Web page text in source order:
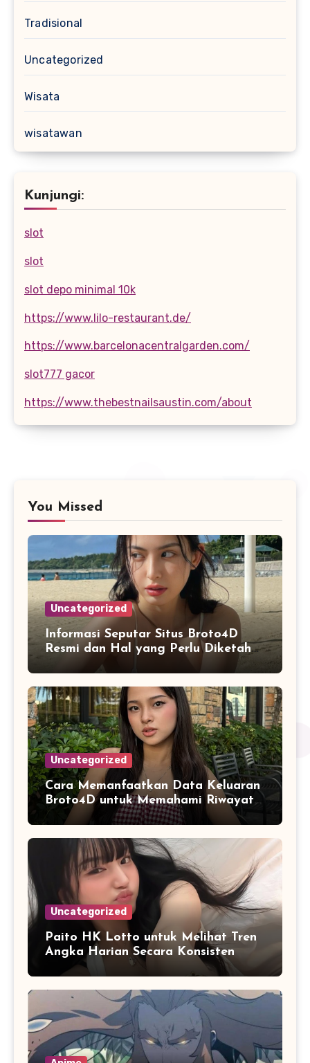
Tradisional
Uncategorized
Wisata
wisatawan
Kunjungi:
slot
slot
slot depo minimal 10k
https://www.lilo-restaurant.de/
https://www.barcelonacentralgarden.com/
slot777 gacor
https://www.thebestnailsaustin.com/about
You Missed
Uncategorized
Informasi Seputar Situs Broto4D
Resmi dan Hal yang Perlu Diketahui
Pengguna
Uncategorized
Cara Memanfaatkan Data Keluaran
Broto4D untuk Memahami Riwayat
Hasil Secara Objektif
Uncategorized
Paito HK Lotto untuk Melihat Tren
Angka Harian Secara Konsisten